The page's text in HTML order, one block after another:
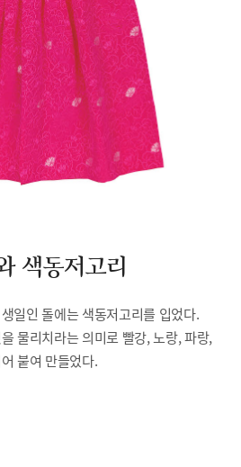
색동저고리
일인 돌에는 색동저고리를 입었다.
물리치라는 의미로 빨강, 노랑, 파랑,
붙여 만들었다.